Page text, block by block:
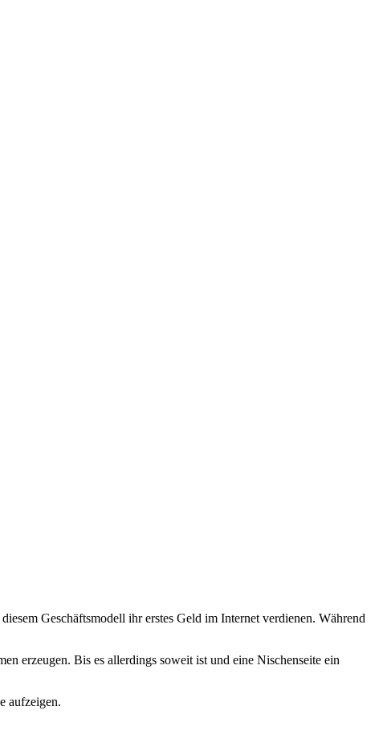
Geschäftsmodell ihr erstes Geld im Internet verdienen. Während
erzeugen. Bis es allerdings soweit ist und eine Nischenseite ein
aufzeigen.